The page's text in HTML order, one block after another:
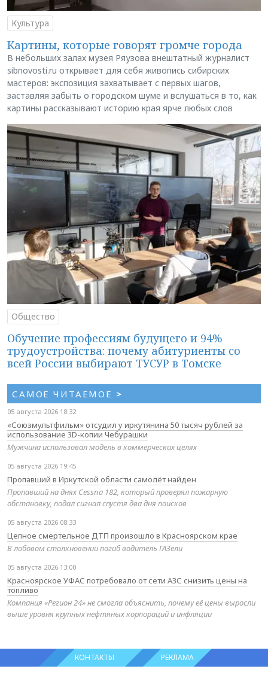
Культура
Картины, которые говорят громче города
В небольших залах музея Ряузова внештатный журналист
sibnovosti.ru открывает для себя живопись сибирских
мастеров: экспозиция захватывает с первых шагов,
заставляя забыть о городском шуме и вслушаться в то, как
картины рассказывают историю края ярче любых слов
Общество
Обучение профессиям будущего и 94%
трудоустройства: почему абитуриенты со
всей России выбирают ТУСУР в Томске
САМОЕ ЧИТАЕМОЕ >
05 августа 2026 18:32
«Союзмультфильм» отсудил у иркутянина 50 тысяч рублей за
использование 3D-копии Чебурашки
Мужчина использовал модель в коммерческих целях
05 августа 2026 19:45
Пропавший в Иркутской области самолёт найден
Пропавший на днях Cessna 182, который проверял пожарную
обстановку, подал сигнал спустя два дня поисков
05 августа 2026 08:33
Цепное смертельное ДТП произошло в Красноярском крае
В лобовом столкновении погиб водитель ГАЗели
05 августа 2026 13:00
Красноярское УФАС потребовало от сети АЗС снизить цены на
топливо
Компания «Регион 24» не смогла объяснить, почему её цены выросли
выше уровня крупных нефтяных корпораций и инфляции
КОНТАКТЫ РЕКЛАМА